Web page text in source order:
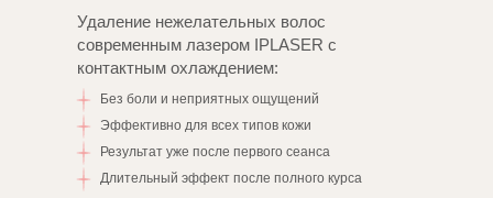
Без боли и неприятных ощущений
Эффективно для всех типов кожи
Результат уже после первого сеанса
Длительный эффект после полного курса
Удаление нежелательных волос
современным лазером IPLASER с
контактным охлаждением: